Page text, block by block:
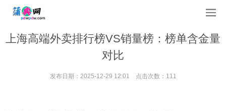
上海高端外卖排行榜VS销量榜：榜单含金量
对比
发布日期：2025-12-29 12:01 点击次数：111